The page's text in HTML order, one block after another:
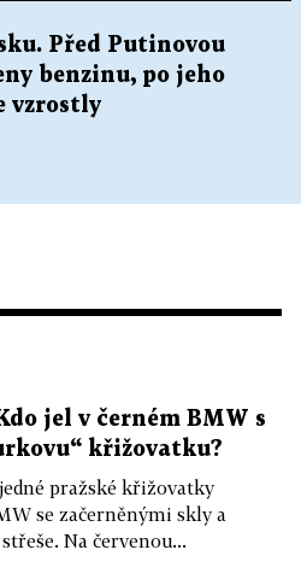
Před Putinovou
benzinu, po jeho
vzrostly
jel v černém BMW s
křižovatku?
pražské křižovatky
se začerněnými skly a
Na červenou...